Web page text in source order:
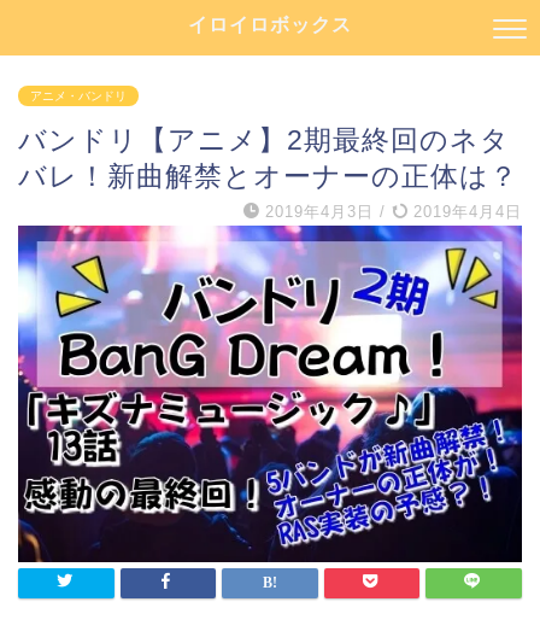
イロイロボックス
アニメ・バンドリ
バンドリ【アニメ】2期最終回のネタ
バレ！新曲解禁とオーナーの正体は？
2019年4月3日 / 2019年4月4日